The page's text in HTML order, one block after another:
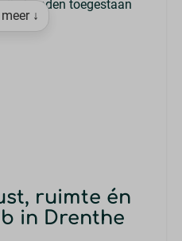
honden toegestaan
↓
ruimte én
in Drenthe